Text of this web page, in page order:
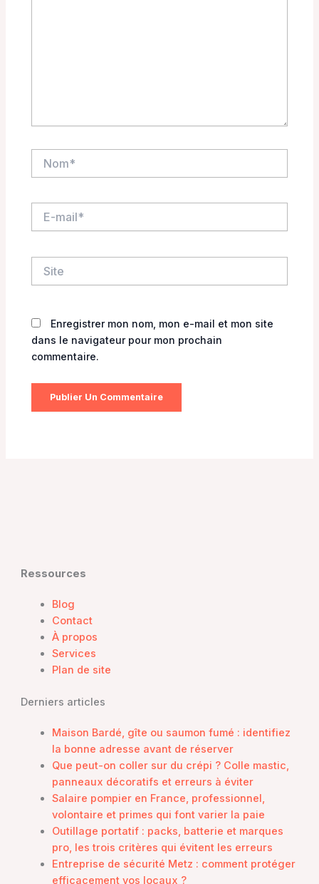
mail*
Enregistrer mon nom, mon e-mail et mon site
dans le navigateur pour mon prochain
commentaire.
Ressources
Blog
Contact
À propos
Services
Plan de site
Derniers articles
Maison Bardé, gîte ou saumon fumé : identifiez
la bonne adresse avant de réserver
Que peut-on coller sur du crépi ? Colle mastic,
panneaux décoratifs et erreurs à éviter
Salaire pompier en France, professionnel,
volontaire et primes qui font varier la paie
Outillage portatif : packs, batterie et marques
pro, les trois critères qui évitent les erreurs
Entreprise de sécurité Metz : comment protéger
efficacement vos locaux ?